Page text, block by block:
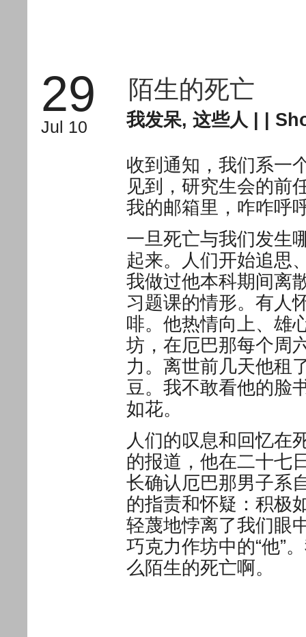
29
Jul 10
陌生的死亡
我发呆, 这些人
收到通知，我们系一
见到，研究生会的前
我的邮箱里，咋咋呼
一旦死亡与我们发生
起来。人们开始追思
我做过他本科期间离
习题课的情形。有人
啡。他热情向上、雄
坊，在厄巴那每个周
力。离世前几天他租
豆。我不敢看他的脸
如花。
人们的叹息和回忆在
的报道，他在二十七
长确认厄巴那男子系
的指责和怀疑：积极
轻蔑地悖离了我们眼
巧克力作坊中的“他”
么陌生的死亡啊。